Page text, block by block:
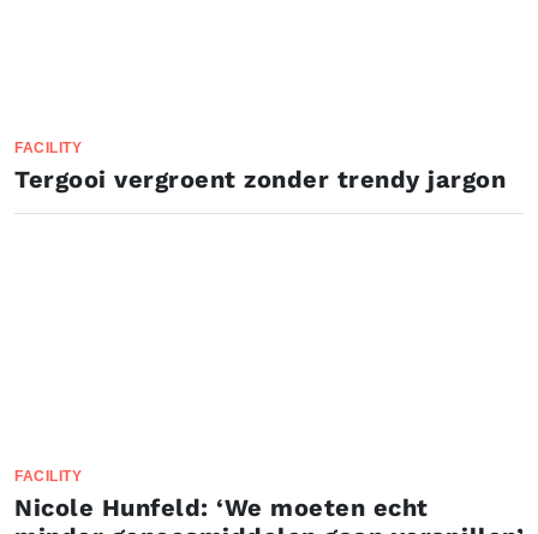
FACILITY
Tergooi vergroent zonder trendy jargon
FACILITY
Nicole Hunfeld: ‘We moeten echt